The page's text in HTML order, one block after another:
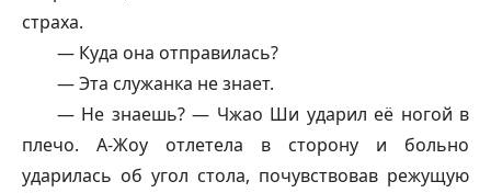
страха.
— Куда она отправилась?
— Эта служанка не знает.
— Не знаешь? — Чжао Ши ударил её ногой в
плечо. А-Жоу отлетела в сторону и больно
ударилась об угол стола, почувствовав режущую